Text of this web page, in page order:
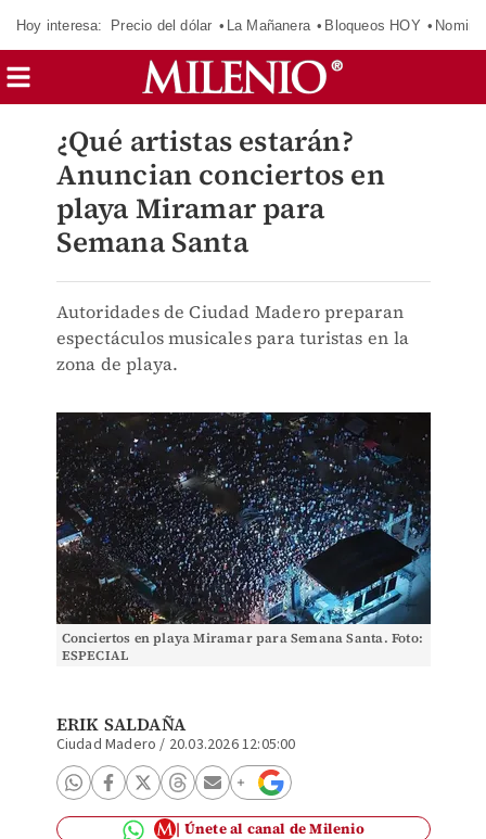
Hoy interesa: Precio del dólar La Mañanera Bloqueos HOY
¿Qué artistas estarán?
Anuncian conciertos en
playa Miramar para
Semana Santa
Autoridades de Ciudad Madero preparan
espectáculos musicales para turistas en la
zona de playa.
Conciertos en playa Miramar para Semana Santa. Foto:
ESPECIAL
ERIK SALDAÑA
Ciudad Madero / 20.03.2026 12:05:00
Únete al canal de Milenio